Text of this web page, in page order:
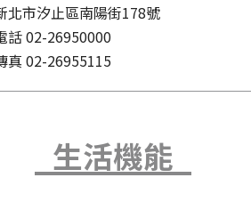
北市汐止區南陽街178號
話02-26950000
真02-26955115
生活機能